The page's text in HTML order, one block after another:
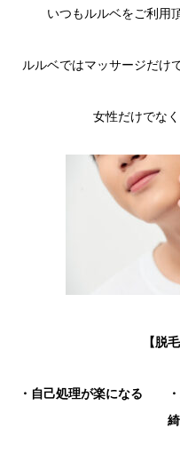
いつもルルベをご利用
ルルベではマッサージだけ
女性だけでな
【脱
・自己処理が楽になる ・